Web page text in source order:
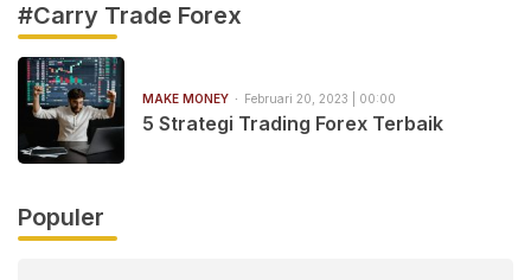
#Carry Trade Forex
MAKE MONEY Februari 20, 2023 | 00:00
5 Strategi Trading Forex Terbaik
Populer